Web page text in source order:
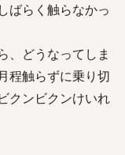
ばらく触らなかっ
、どうなってしま
程触らずに乗り切
クンビクンけいれ